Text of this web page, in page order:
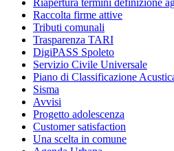
Riapertura termini definizione
Raccolta firme attive
Tributi comunali
Trasparenza TARI
DigiPASS Spoleto
Servizio Civile Universale
Piano di Classificazione
Sisma
Avvisi
Progetto adolescenza
Customer satisfaction
Una scelta in comune